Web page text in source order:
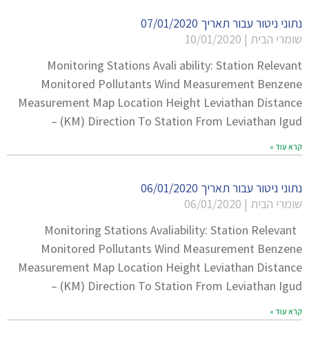
נתוני ניטור עבור תאריך 07/01/2020
שומרי הבית
Monitoring Stations Avali ability: Station Relevant
Monitored Pollutants Wind Measurement Benzene
Measurement Map Location Height Leviathan Distance
(KM) Direction To Station From Leviathan Igud –
קרא עוד »
נתוני ניטור עבור תאריך 06/01/2020
שומרי הבית
Monitoring Stations Avaliability: Station Relevant
Monitored Pollutants Wind Measurement Benzene
Measurement Map Location Height Leviathan Distance
(KM) Direction To Station From Leviathan Igud –
קרא עוד »